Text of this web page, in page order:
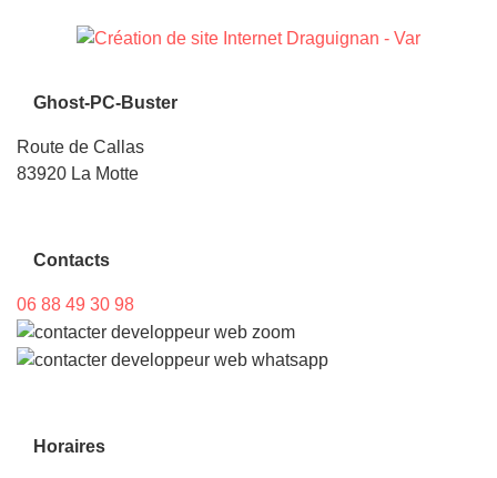
Ghost-PC-Buster
Route de Callas
83920 La Motte
Contacts
06 88 49 30 98
Horaires